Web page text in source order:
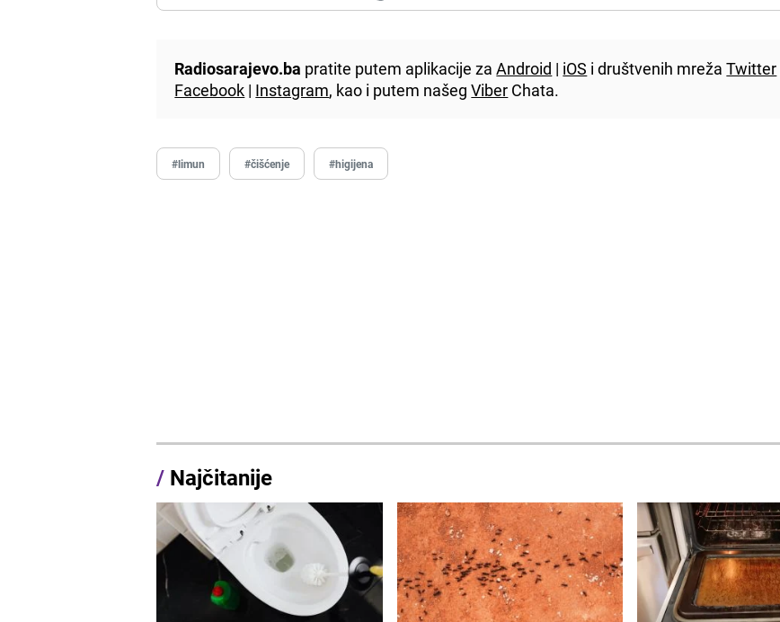
Radiosarajevo.ba pratite putem aplikacije zaAndroid | iOS i društvenih mrežaTwitter
Facebook | Instagram, kao i putem našegViber Chata.
#limun #čišćenje #higijena
/ Najčitanije